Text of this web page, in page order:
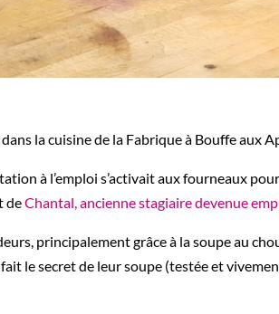
la cuisine de la Fabrique à Bouffe aux
à l’emploi s’activait aux fourneaux
deChantal, ancienne stagiaire devenue
principalement grâce à la soupe au
le secret de leur soupe (testée et